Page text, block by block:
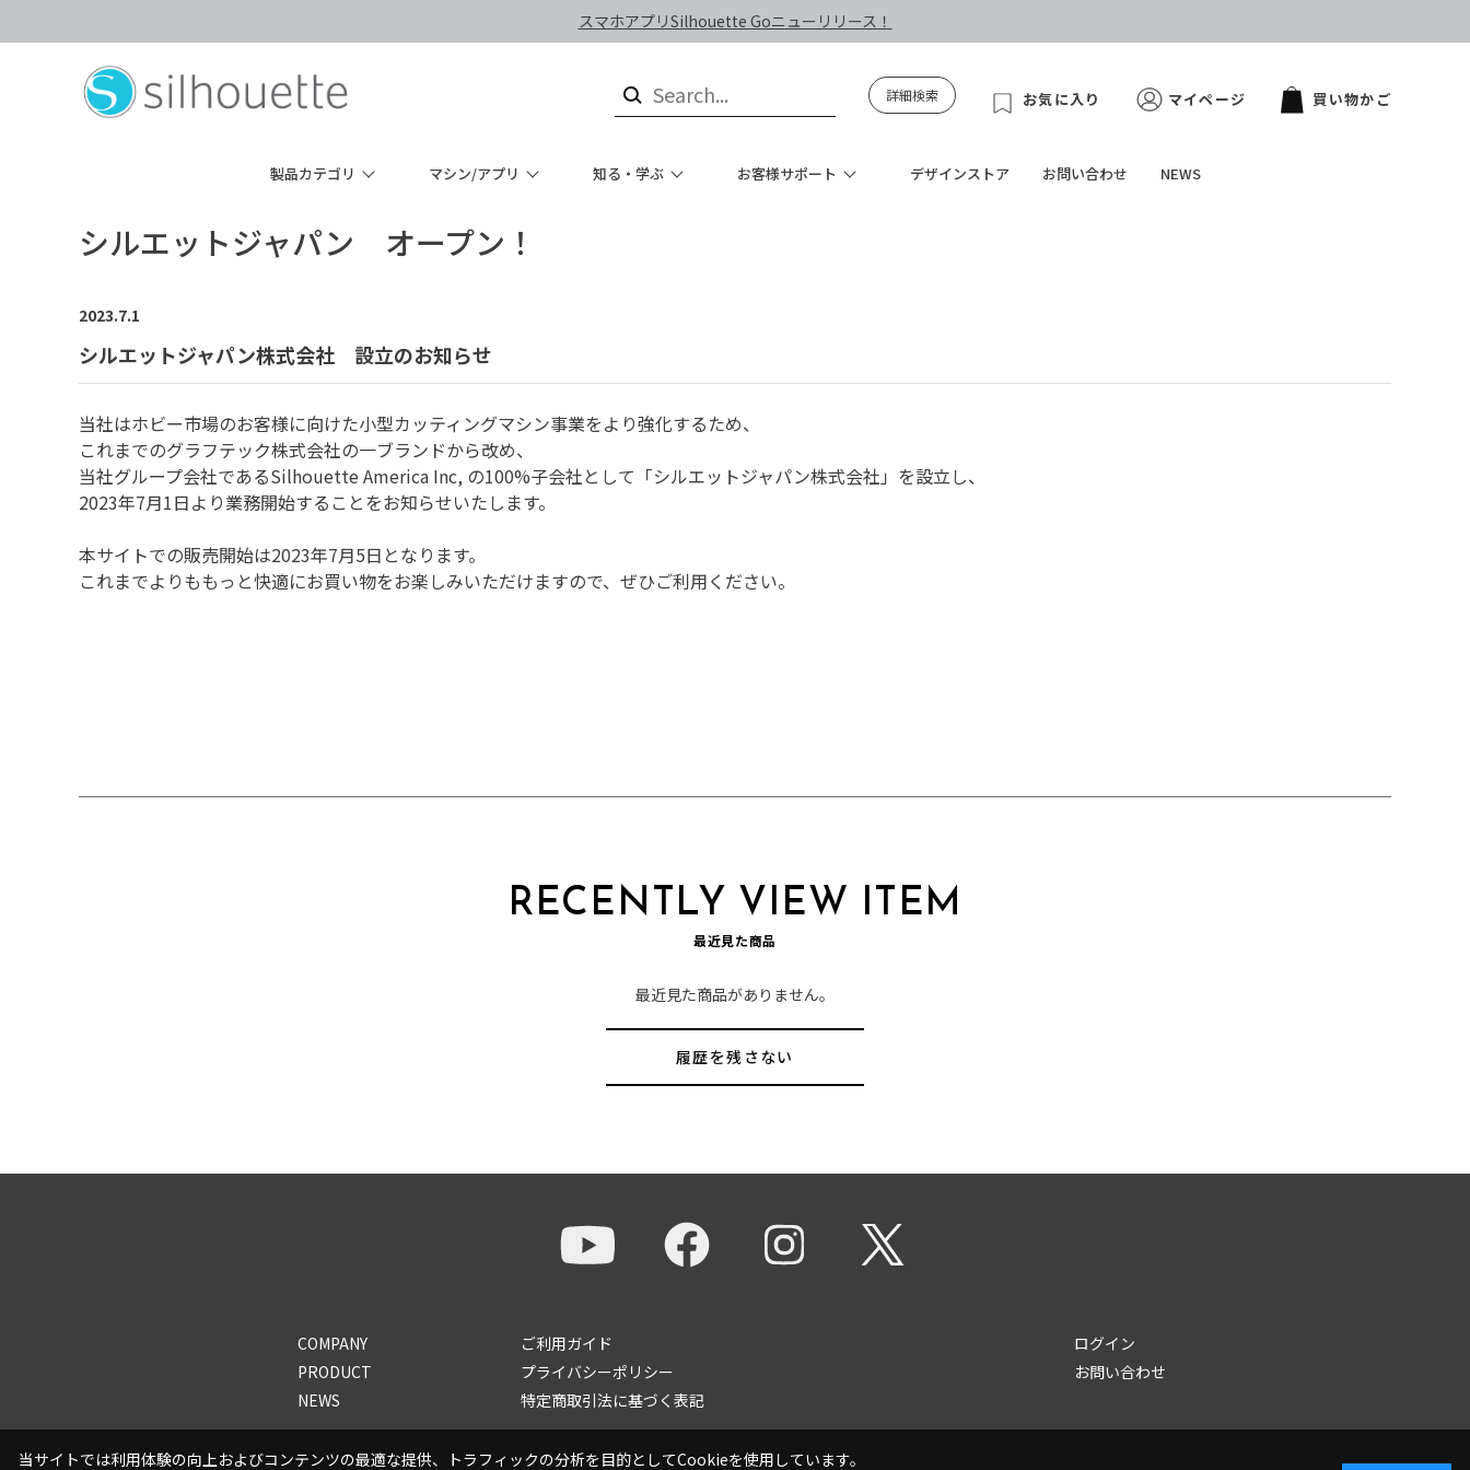
スマホアプリSilhouette Goニューリリース！
詳細検索 お気に入り マイページ 買い物かご
製品カテゴリ マシン/アプリ 知る・学ぶ お客様サポート デザインストア お問い合わせ NEWS
シルエットジャパン オープン！
2023.7.1
シルエットジャパン株式会社 設立のお知らせ
当社はホビー市場のお客様に向けた小型カッティングマシン事業をより強化するため、
これまでのグラフテック株式会社の一ブランドから改め、
当社グループ会社であるSilhouette America Inc, の100%子会社として「シルエットジャパン株式会社」を設立し、
2023年7月1日より業務開始することをお知らせいたします。
本サイトでの販売開始は2023年7月5日となります。
これまでよりももっと快適にお買い物をお楽しみいただけますので、ぜひご利用ください。
RECENTLY VIEW ITEM
最近見た商品
最近見た商品がありません。
履歴を残さない
COMPANY
PRODUCT
NEWS
ご利用ガイド
プライバシーポリシー
特定商取引法に基づく表記
ログイン
お問い合わせ
当サイトでは利用体験の向上およびコンテンツの最適な提供、トラフィックの分析を目的としてCookieを使用しています。